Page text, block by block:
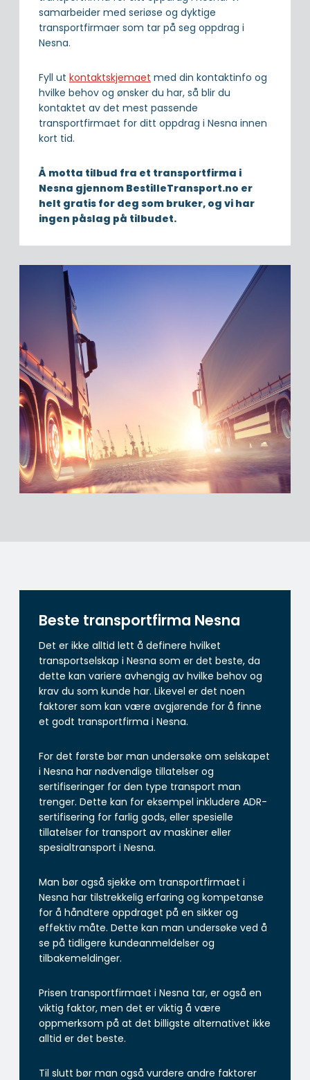
samarbeider med seriøse og dyktige
transportfirmaer som tar på seg oppdrag i
Nesna.
Fyll ut kontaktskjemaet med din kontaktinfo og
hvilke behov og ønsker du har, så blir du
kontaktet av det mest passende
transportfirmaet for ditt oppdrag i Nesna innen
kort tid.
Å motta tilbud fra et transportfirma i
Nesna gjennom BestilleTransport.no er
helt gratis for deg som bruker, og vi har
ingen påslag på tilbudet.
Beste transportfirma Nesna
Det er ikke alltid lett å definere hvilket
transportselskap i Nesna som er det beste, da
dette kan variere avhengig av hvilke behov og
krav du som kunde har. Likevel er det noen
faktorer som kan være avgjørende for å finne
et godt transportfirma i Nesna.
For det første bør man undersøke om selskapet
i Nesna har nødvendige tillatelser og
sertifiseringer for den type transport man
trenger. Dette kan for eksempel inkludere ADR-
sertifisering for farlig gods, eller spesielle
tillatelser for transport av maskiner eller
spesialtransport i Nesna.
Man bør også sjekke om transportfirmaet i
Nesna har tilstrekkelig erfaring og kompetanse
for å håndtere oppdraget på en sikker og
effektiv måte. Dette kan man undersøke ved å
se på tidligere kundeanmeldelser og
tilbakemeldinger.
Prisen transportfirmaet i Nesna tar, er også en
viktig faktor, men det er viktig å være
oppmerksom på at det billigste alternativet ikke
alltid er det beste.
Til slutt bør man også vurdere andre faktorer